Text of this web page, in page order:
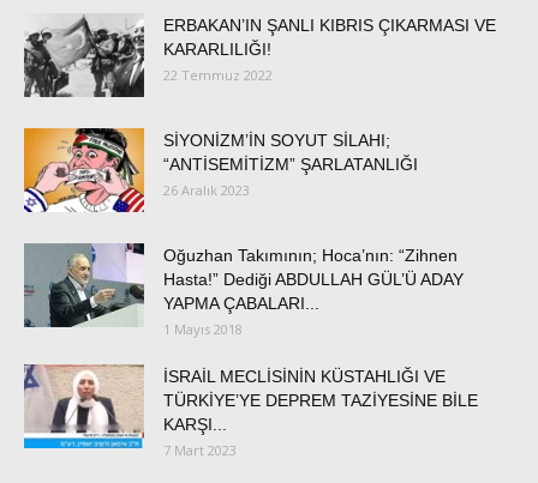
ERBAKAN’IN ŞANLI KIBRIS ÇIKARMASI VE
KARARLILIĞI!
22 Temmuz 2022
SİYONİZM’İN SOYUT SİLAHI;
“ANTİSEMİTİZM” ŞARLATANLIĞI
26 Aralık 2023
Oğuzhan Takımının; Hoca’nın: “Zihnen
Hasta!” Dediği ABDULLAH GÜL’Ü ADAY
YAPMA ÇABALARI...
1 Mayıs 2018
İSRAİL MECLİSİNİN KÜSTAHLIĞI VE
TÜRKİYE’YE DEPREM TAZİYESİNE BİLE
KARŞI...
7 Mart 2023